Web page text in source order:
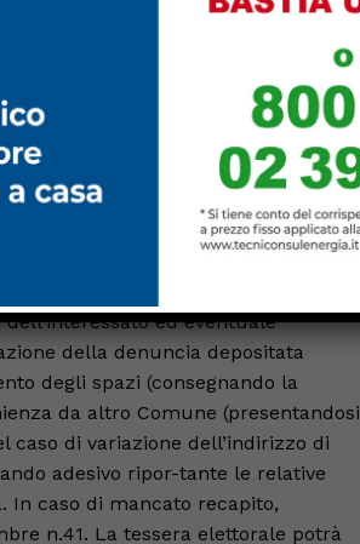
Gli aventi diritto al voto e i loro
n.41, nel quartiere San
domenica 12 giugno dalle
anche alla delegazione
ore 9.00 alle ore 13.00 e dalle ore
dalle ore 15.00 alle ore 23.00.
della tessera elettorale, per il quale
ed eventuale
della denuncia depositata
degli spazi (consegnando la
da altro Comune (presentandosi
di variazione dell’indirizzo di
adesivo ripor-tante le relative
In caso di mancato recapito,
n.41. La tessera elettorale potrà